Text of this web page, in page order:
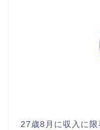
27歳8月に収入に